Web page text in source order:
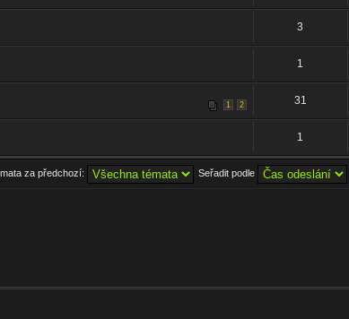
3
1
1 2 31
1
za předchozí: Seřadit podle